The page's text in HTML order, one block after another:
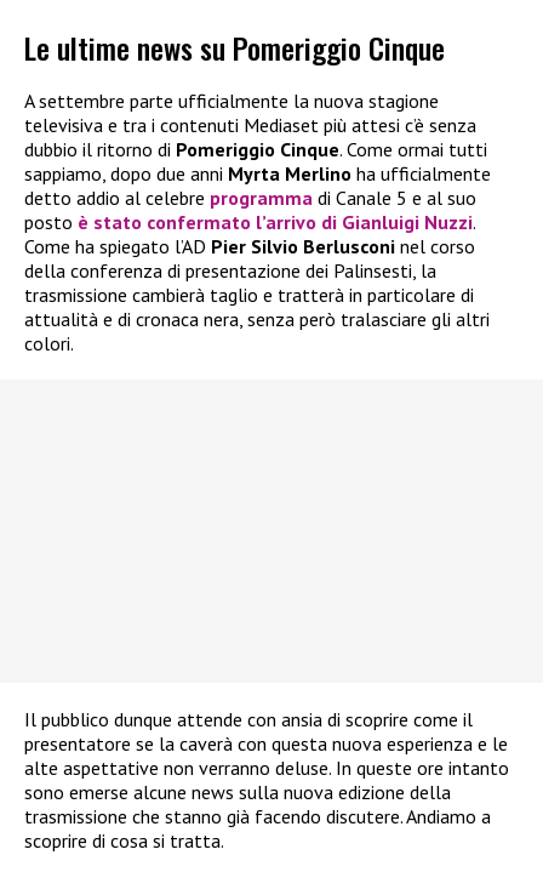
Le ultime news su Pomeriggio Cinque
A settembre parte ufficialmente la nuova stagione
televisiva e tra i contenuti Mediaset più attesi c’è senza
dubbio il ritorno di Pomeriggio Cinque. Come ormai tutti
sappiamo, dopo due anni Myrta Merlino ha ufficialmente
detto addio al celebre programma di Canale 5 e al suo
posto è stato confermato l’arrivo di Gianluigi Nuzzi.
Come ha spiegato l’AD Pier Silvio Berlusconi nel corso
della conferenza di presentazione dei Palinsesti, la
trasmissione cambierà taglio e tratterà in particolare di
attualità e di cronaca nera, senza però tralasciare gli altri
colori.
Il pubblico dunque attende con ansia di scoprire come il
presentatore se la caverà con questa nuova esperienza e le
alte aspettative non verranno deluse. In queste ore intanto
sono emerse alcune news sulla nuova edizione della
trasmissione che stanno già facendo discutere. Andiamo a
scoprire di cosa si tratta.